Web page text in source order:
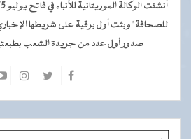
للصحافة" وبثت أول برقية على شريطها
صدور أول عدد من جريدة الشعب